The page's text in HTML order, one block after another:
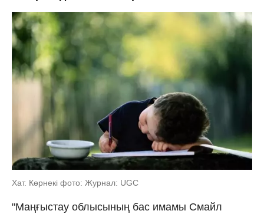
Хат. Көрнекі фото: Журнал: UGC
"Маңғыстау облысының бас имамы Смайл